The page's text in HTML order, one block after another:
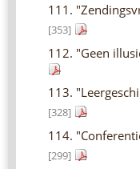
111.
[353]
112. "Geen
113.
[328]
114.
[299]